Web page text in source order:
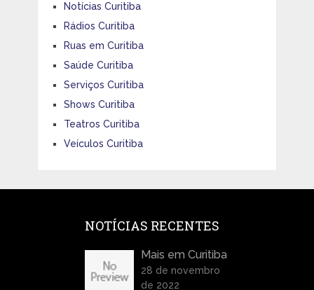
Notícias Curitiba
Rádios Curitiba
Ruas em Curitiba
Saúde Curitiba
Serviços Curitiba
Shows Curitiba
Teatros Curitiba
Veículos Curitiba
NOTÍCIAS RECENTES
Mais em Curitiba
28 de novembro
de 2022